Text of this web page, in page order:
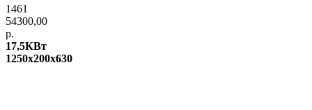
1461
54300,00
р.
17,5КВт
1250х200х630